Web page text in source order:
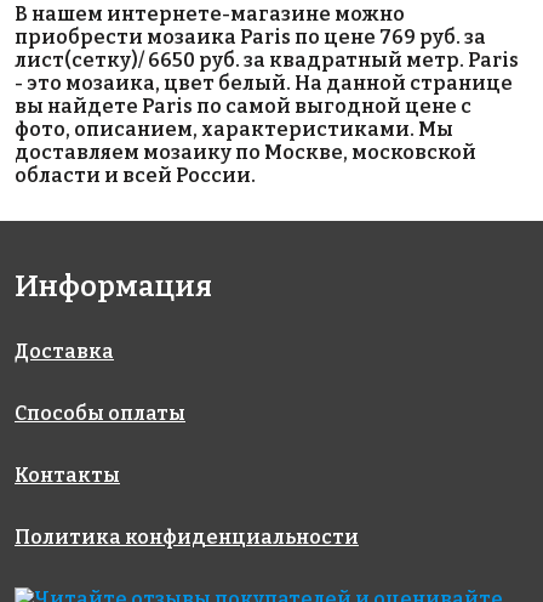
AKE183
Испания
313x495
AKE200
Испания
340x340
AKE003
Испания
313x495
3400 руб./м²
340x340
4403 руб./м²
В нашем интернете-магазине можно
приобрести мозаика Paris по цене 769 руб. за
лист(сетку)/ 6650 руб. за квадратный метр. Paris
- это мозаика, цвет белый. На данной странице
вы найдете Paris по самой выгодной цене с
фото, описанием, характеристиками. Мы
доставляем мозаику по Москве, московской
области и всей России.
Информация
Доставка
Способы оплаты
Контакты
Политика конфиденциальности